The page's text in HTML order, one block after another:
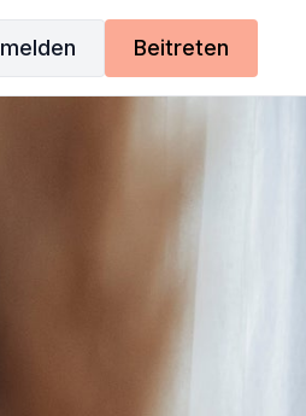
Beitreten